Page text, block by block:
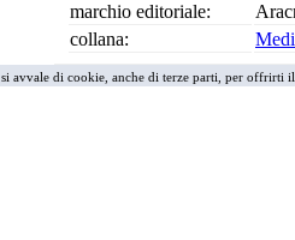
marchio editoriale:
collana:
avvale di cookie, anche di terze parti, per